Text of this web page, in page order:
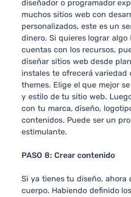
diseñador o programador
muchos sitios web con
personalizados, este es un
dinero. Si quieres lograr algo
cuentas con los recursos,
diseñar sitios web desde
instales te ofrecerá variedad
themes. Elige el que mejor
y estilo de tu sitio web.
con tu marca, diseño,
contenidos. Puede ser un
estimulante.
PASO 8: Crear contenido
Si ya tienes tu diseño, ahora
cuerpo. Habiendo definido